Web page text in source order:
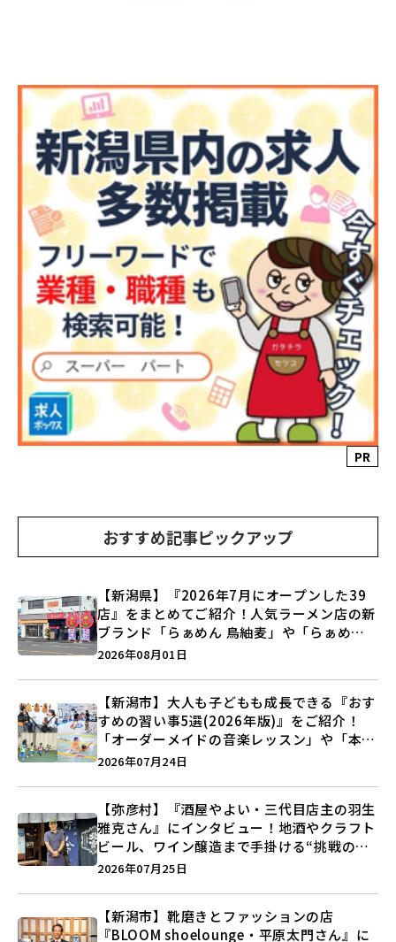
PR
おすすめ記事ピックアップ
【新潟県】『2026年7月にオープンした39
店』をまとめてご紹介！人気ラーメン店の新
ブランド「らぁめん 鳥紬麦」や「らぁめん
しょうがの空」など盛りだくさん♪
2026年08月01日
【新潟市】大人も子どもも成長できる『おす
すめの習い事5選(2026年版)』をご紹介！
「オーダーメイドの音楽レッスン」や「本格
キックボクシング」で新しい自分を見つけよ
2026年07月24日
【弥彦村】『酒屋やよい・三代目店主の羽生
雅克さん』にインタビュー！地酒やクラフト
ビール、ワイン醸造まで手掛ける“挑戦の歴
史”に迫る♪
2026年07月25日
【新潟市】靴磨きとファッションの店
『BLOOM shoelounge・平原太門さん』に